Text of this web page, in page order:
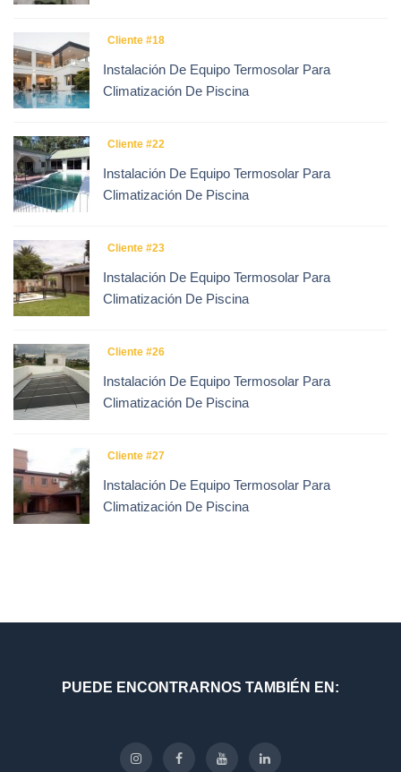
Cliente #18
Instalación De Equipo Termosolar Para
Climatización De Piscina
Cliente #22
Instalación De Equipo Termosolar Para
Climatización De Piscina
Cliente #23
Instalación De Equipo Termosolar Para
Climatización De Piscina
Cliente #26
Instalación De Equipo Termosolar Para
Climatización De Piscina
Cliente #27
Instalación De Equipo Termosolar Para
Climatización De Piscina
PUEDE ENCONTRARNOS TAMBIÉN EN: